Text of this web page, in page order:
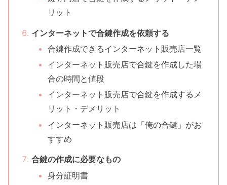
リット
インターネットで合鍵作成を依頼する
合鍵作成できるインターネット販売店一覧
インターネット販売店で合鍵を作成した場
合の時間と値段
インターネット販売店で合鍵を作成するメ
リット・デメリット
インターネット販売店は「俺の合鍵」がお
すすめ
合鍵の作成に必要なもの
身分証明書